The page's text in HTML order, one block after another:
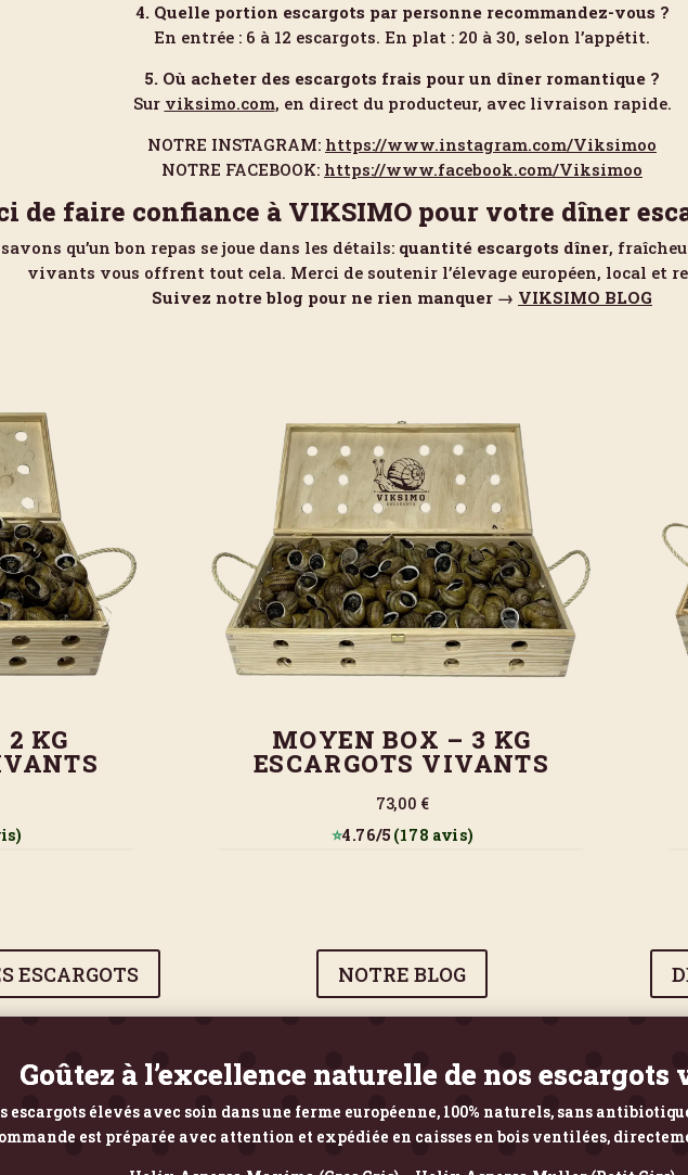
4. Quelle portion escargots par personne recommandez-vous ?
En entrée : 6 à 12 escargots. En plat : 20 à 30, selon l’appétit.
5. Où acheter des escargots frais pour un dîner romantique ?
Sur viksimo.com, en direct du producteur, avec livraison rapide.
NOTRE INSTAGRAM: https://www.instagram.com/Viksimoo
NOTRE FACEBOOK: https://www.facebook.com/Viksimoo
de faire confiance à VIKSIMO pour votre dîner
qu’un bon repas se joue dans les détails: quantité escargots dîner,
vivants vous offrent tout cela. Merci de soutenir l’élevage européen, local et
Suivez notre blog pour ne rien manquer → VIKSIMO BLOG
KG MOYEN BOX – 3 KG
ESCARGOTS VIVANTS
73,00 €
⭐4.76/5 (178 avis)
ESCARGOTS NOTRE BLOG
Goûtez à l’excellence naturelle de nos
escargots élevés avec soin dans une ferme européenne, 100% naturels, sans
est préparée avec attention et expédiée en caisses en bois ventilées,